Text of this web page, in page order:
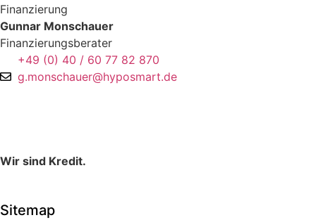
Gunnar Monschauer
Finanzierungsberater
+49 (0) 40 / 60 77 82 870
g.monschauer@hyposmart.de
Wir sind Kredit.
Sitemap